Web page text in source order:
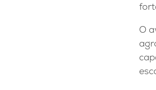
O